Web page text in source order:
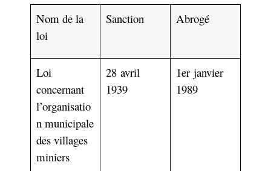
Nom de la
loi
Sanction Abrogé
Loi
concernant
l’organisatio
n municipale
des villages
miniers
28 avril
1939
1er janvier
1989